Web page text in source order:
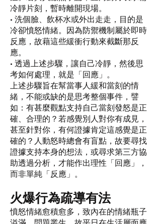
冷靜片刻，暫時離開現場。
• 洗個臉、飲杯水或外出走走，目的是
冷卻憤怒情緒。因為防禦機制屬於即時
反應，故藉這些緩衝行動來截斷那反
應。
• 透過上述步驟，讓自己冷靜，然後思
考如何處理，就是「回應」。
上述步驟旨在幫當事人緩和當刻的情
緒，不能或缺的是思考整個事件，譬
如：有甚麼觀點支持自己當刻發怒是正
確、合理的？若感覺別人對你有成見，
甚至針對你，有何證據肯定這感覺是正
確的？人動怒時總會有盲點，故要尋找
證據支持本身的想法，或尋求第三方協
助透過分析，才能作出理性「回應」，
而非單純「反應」。
火爆行為疏導有法
憤怒情緒愈積愈多，致內在的情緒瓶子